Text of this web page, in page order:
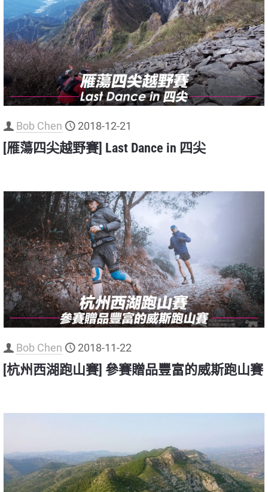
Bob Chen 2018-12-21
[雁蕩四尖越野賽] Last Dance in 四尖
Bob Chen 2018-11-22
[杭州西湖跑山賽] 參賽贈品豐富的威斯跑山賽